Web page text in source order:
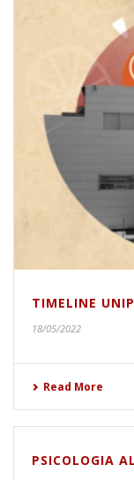
TIMELINE
18/05/2022
Read More
PSICOLOGIA